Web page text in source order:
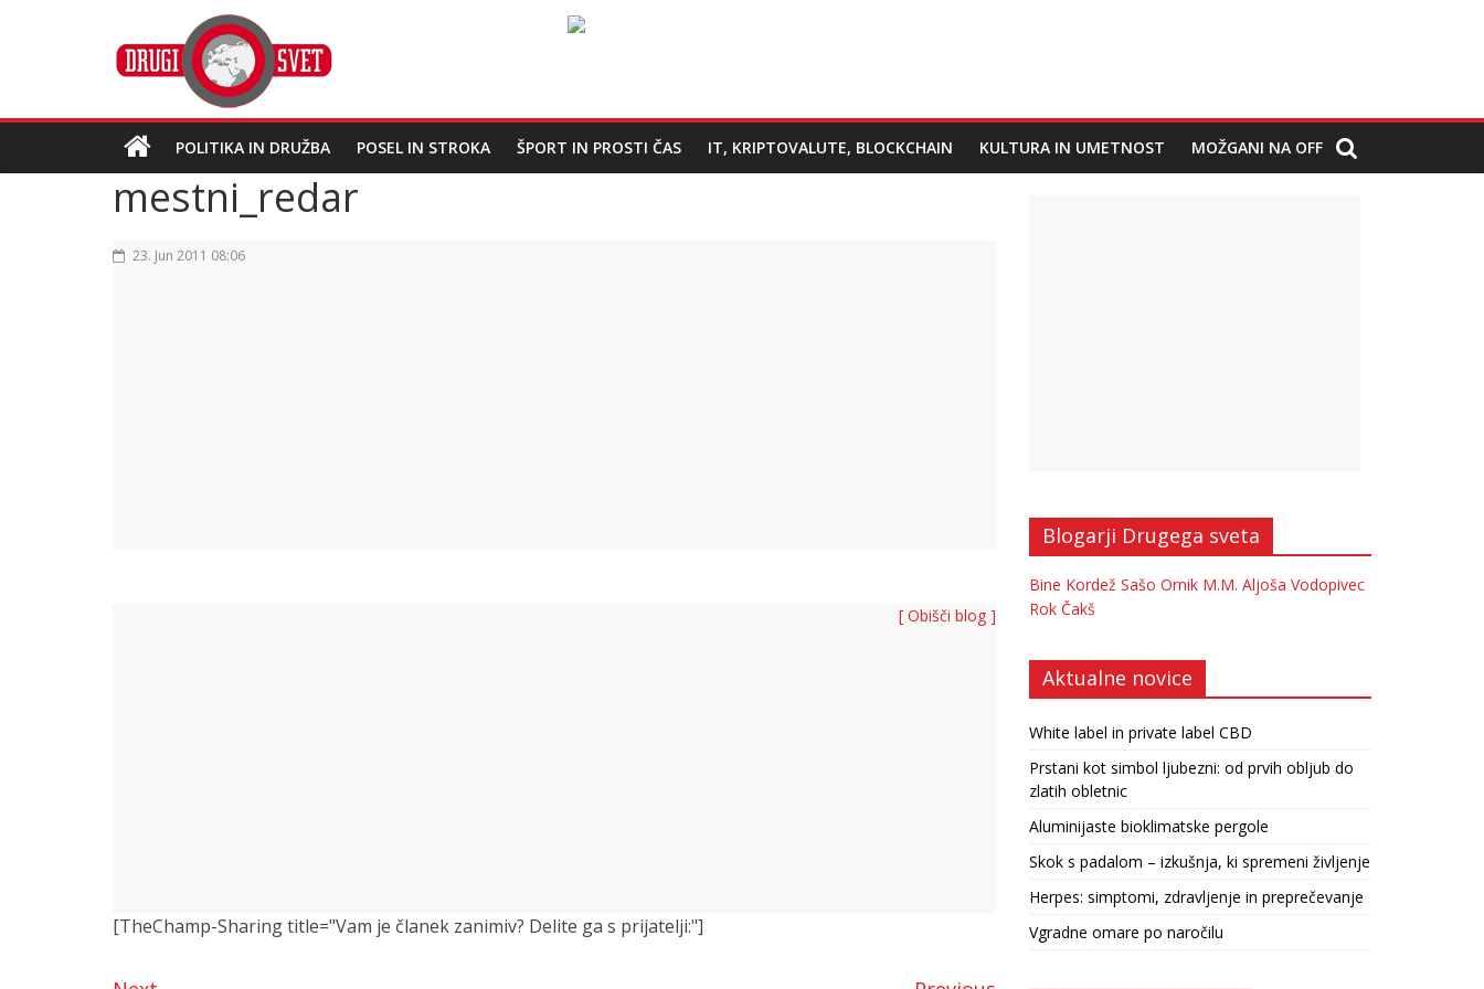
POLITIKA IN DRUŽBA POSEL IN STROKA ŠPORT IN PROSTI ČAS IT, KRIPTOVALUTE, BLOCKCHAIN KULTURA IN UMETNOST MOŽGANI NA OFF
mestni_redar
23. Jun 2011 08:06
[ Obišči blog ]
[TheChamp-Sharing title="Vam je članek zanimiv? Delite ga s prijatelji:"]
Blogarji Drugega sveta
Bine Kordež Sašo Ornik M.M. Aljoša Vodopivec
Rok Čakš
Aktualne novice
White label in private label CBD
Prstani kot simbol ljubezni: od prvih obljub do
zlatih obletnic
Aluminijaste bioklimatske pergole
Skok s padalom – izkušnja, ki spremeni življenje
Herpes: simptomi, zdravljenje in preprečevanje
Vgradne omare po naročilu